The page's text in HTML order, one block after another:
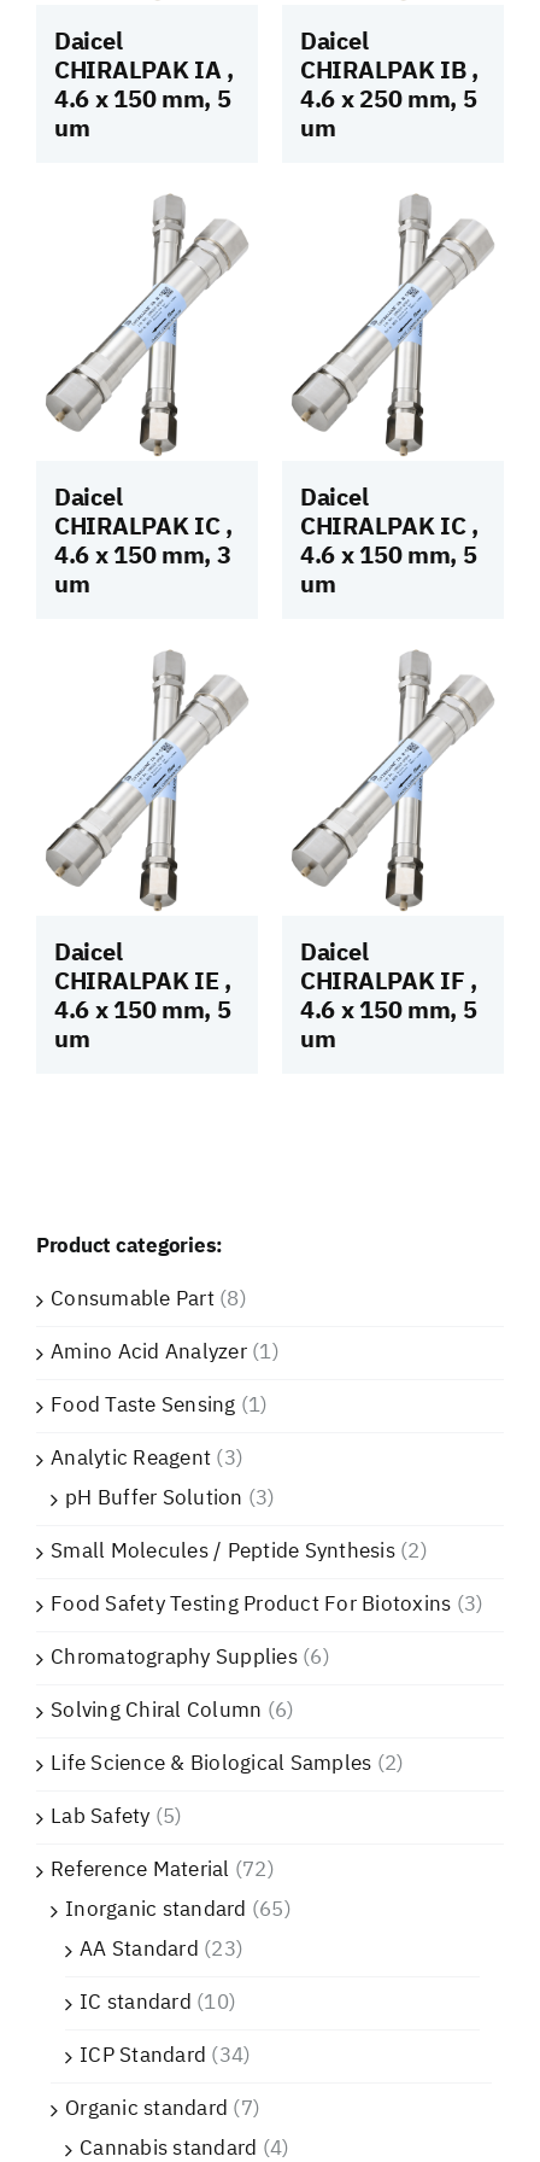
Daicel
CHIRALPAK IA ,
4.6 x 150 mm, 5
um
Daicel
CHIRALPAK IB ,
4.6 x 250 mm, 5
um
Daicel
CHIRALPAK IC ,
4.6 x 150 mm, 3
um
Daicel
CHIRALPAK IC ,
4.6 x 150 mm, 5
um
Daicel
CHIRALPAK IE ,
4.6 x 150 mm, 5
um
Daicel
CHIRALPAK IF ,
4.6 x 150 mm, 5
um
Product categories:
Consumable Part(8)
Amino Acid Analyzer(1)
Food Taste Sensing (1)
Analytic Reagent(3)
pH Buffer Solution (3)
Small Molecules / Peptide Synthesis(2)
Food Safety Testing Product For Biotoxins (3)
Chromatography Supplies(6)
Solving Chiral Column (6)
Life Science & Biological Samples (2)
Lab Safety (5)
Reference Material (72)
Inorganic standard (65)
AA Standard (23)
IC standard (10)
ICP Standard (34)
Organic standard (7)
Cannabis standard (4)